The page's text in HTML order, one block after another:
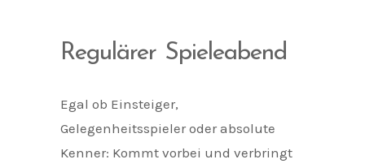
Regulärer Spieleabend
Egal ob Einsteiger,
Gelegenheitsspieler oder absolute
Kenner: Kommt vorbei und verbringt